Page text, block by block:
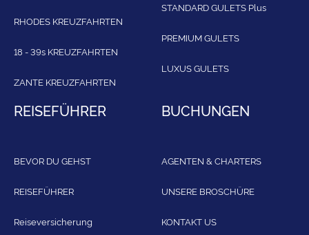
RHODES KREUZFAHRTEN
18 - 39s KREUZFAHRTEN
ZANTE KREUZFAHRTEN
STANDARD GULETS Plus
PREMIUM GULETS
LUXUS GULETS
REISEFÜHRER
BEVOR DU GEHST
REISEFÜHRER
Reiseversicherung
BUCHUNGEN
AGENTEN & CHARTERS
UNSERE BROSCHÜRE
KONTAKT US